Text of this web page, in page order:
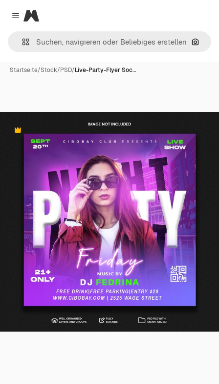
Close menu
Magnific
Nach
Startseite/Stock/PSD/Live-Party-Flyer Soc…
Premium